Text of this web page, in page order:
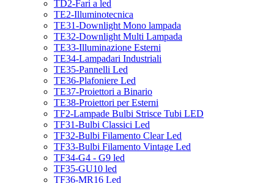
TD2-Fari a led
TE2-Illuminotecnica
TE31-Downlight Mono lampada
TE32-Downlight Multi Lampada
TE33-Illuminazione Esterni
TE34-Lampadari Industriali
TE35-Pannelli Led
TE36-Plafoniere Led
TE37-Proiettori a Binario
TE38-Proiettori per Esterni
TF2-Lampade Bulbi Strisce Tubi LED
TF31-Bulbi Classici Led
TF32-Bulbi Filamento Clear Led
TF33-Bulbi Filamento Vintage Led
TF34-G4 - G9 led
TF35-GU10 led
TF36-MR16 Led